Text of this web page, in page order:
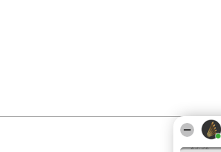
23:52